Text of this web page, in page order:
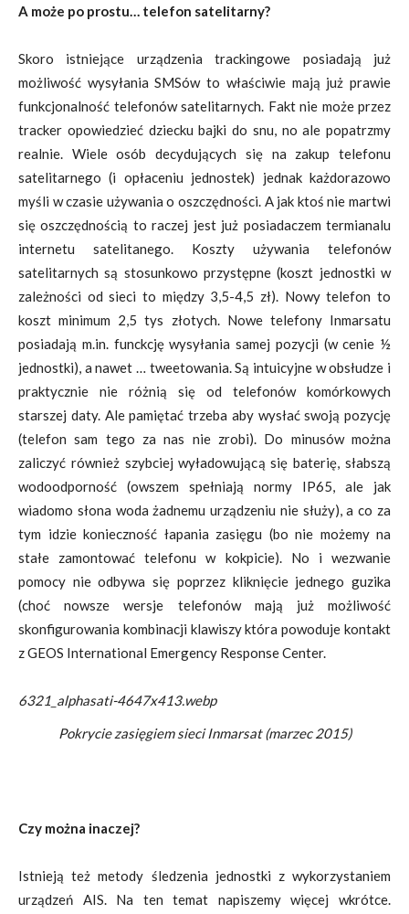
A może po prostu… telefon satelitarny?
Skoro istniejące urządzenia trackingowe posiadają już
możliwość wysyłania SMSów to właściwie mają już prawie
funkcjonalność telefonów satelitarnych. Fakt nie może przez
tracker opowiedzieć dziecku bajki do snu, no ale popatrzmy
realnie. Wiele osób decydujących się na zakup telefonu
satelitarnego (i opłaceniu jednostek) jednak każdorazowo
myśli w czasie używania o oszczędności. A jak ktoś nie martwi
się oszczędnością to raczej jest już posiadaczem termianalu
internetu satelitanego. Koszty używania telefonów
satelitarnych są stosunkowo przystępne (koszt jednostki w
zależności od sieci to między 3,5-4,5 zł). Nowy telefon to
koszt minimum 2,5 tys złotych. Nowe telefony Inmarsatu
posiadają m.in. funckcję wysyłania samej pozycji (w cenie ½
jednostki), a nawet … tweetowania. Są intuicyjne w obsłudze i
praktycznie nie różnią się od telefonów komórkowych
starszej daty. Ale pamiętać trzeba aby wysłać swoją pozycję
(telefon sam tego za nas nie zrobi). Do minusów można
zaliczyć również szybciej wyładowującą się baterię, słabszą
wodoodporność (owszem spełniają normy IP65, ale jak
wiadomo słona woda żadnemu urządzeniu nie służy), a co za
tym idzie konieczność łapania zasięgu (bo nie możemy na
stałe zamontować telefonu w kokpicie). No i wezwanie
pomocy nie odbywa się poprzez kliknięcie jednego guzika
(choć nowsze wersje telefonów mają już możliwość
skonfigurowania kombinacji klawiszy która powoduje kontakt
z GEOS International Emergency Response Center.
6321_alphasati-4647x413.webp
Pokrycie zasięgiem sieci Inmarsat (marzec 2015)
Czy można inaczej?
Istnieją też metody śledzenia jednostki z wykorzystaniem
urządzeń AIS. Na ten temat napiszemy więcej wkrótce.